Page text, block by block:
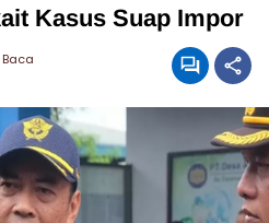
Kasus Suap Impor